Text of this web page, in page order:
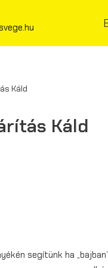
Káld
Káld
segítünk ha